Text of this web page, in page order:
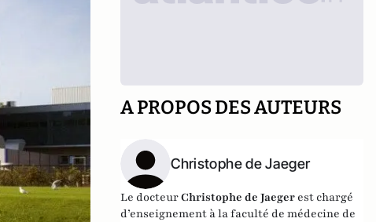
A PROPOS DES AUTEURS
Christophe de Jaeger
Le docteurChristophe de Jaeger est chargé
d’enseignement à la faculté de médecine de